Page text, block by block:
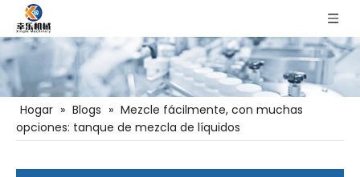
Hogar » Blogs » Mezcle fácilmente, con muchas
opciones: tanque de mezcla de líquidos